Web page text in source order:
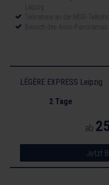
Leipzig
Teilnahme an der MDR-
Besuch des Asisi-Panoramas
LÉGÈRE EXPRESS Leipzig
2 Tage
ab
Jetzt